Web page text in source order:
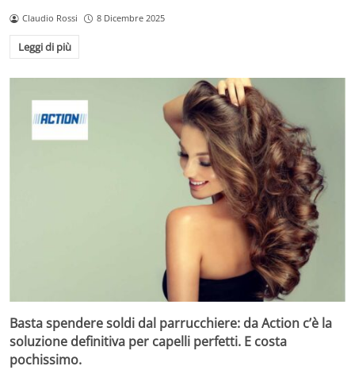
Claudio Rossi 8 Dicembre 2025
Leggi di più
Basta spendere soldi dal parrucchiere: da Action c’è la
soluzione definitiva per capelli perfetti. E costa
pochissimo.